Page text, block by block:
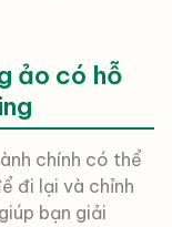
ảo có hỗ
chính có thể
đi lại và chỉnh
bạn giải